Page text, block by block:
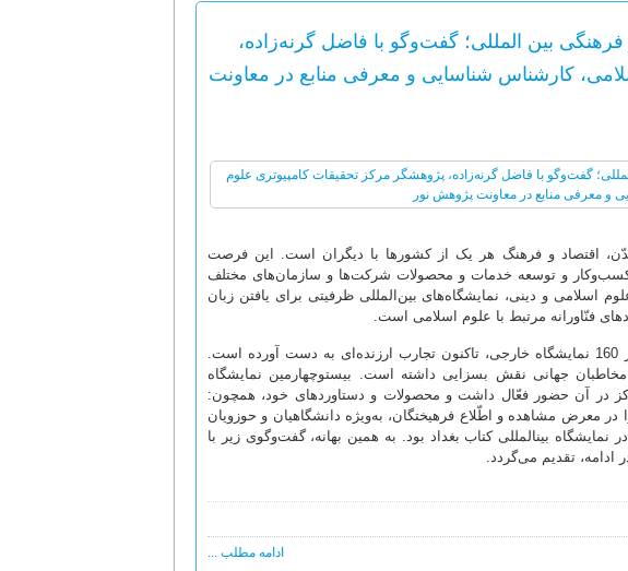
بین المللی؛ گفت‌و‌گو با فاضل گرنه‌زاده،
کارشناس شناسایی و معرفی منابع در معاونت
اقتصاد و فرهنگ هر یک از کشورها با دیگران است. این فرصت
کسب‌وکار و توسعه خدمات و محصولات شرکت‌ها و سازمان‌های مختلف
اسلامی و دینی، نمایشگاه‌های بین‌المللی ظرفیتی برای یافتن زبان
فنّاورانه مرتبط با علوم اسلامی است.
مرکز تحقیقات کامپیوتری علوم اسلامی با حضور در بیش از 160 نمایشگاه خارجی، تاکنون تجارب ارزنده‌ای به دست آورده است.
جهانی نقش بسزایی داشته است. بیستوچهارمین نمایشگاه
در آن حضور فعّال داشت و محصولات و دستاوردهای خود، همچون:
در معرض مشاهده و اطّلاع فرهیختگان، به‌ویژه دانشگاهیان و حوزویان
بینالمللی کتاب بغداد بود. به همین بهانه، گفت‌وگوی زیر با
ادامه، تقدیم می‌گردد.
ادامه مطلب ...